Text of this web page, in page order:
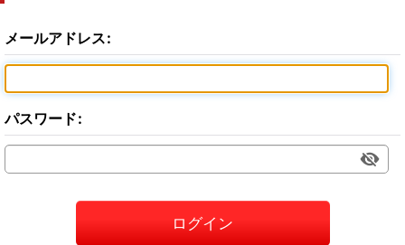
メールアドレス:
パスワード:
ログイン